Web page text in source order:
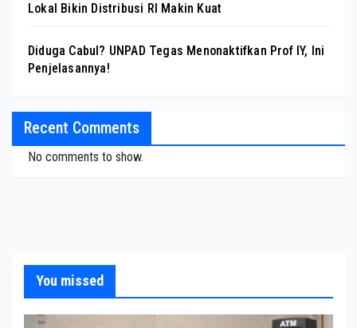
Lokal Bikin Distribusi RI Makin Kuat
Diduga Cabul? UNPAD Tegas Menonaktifkan Prof IY, Ini
Penjelasannya!
Recent Comments
No comments to show.
You missed